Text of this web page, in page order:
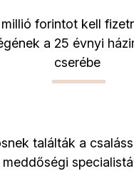
forintot kell
a 25 évnyi
cserébe
találták a
meddőségi